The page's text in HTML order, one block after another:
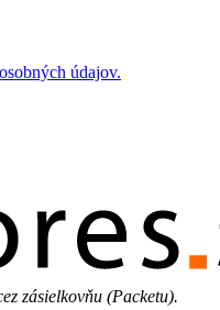
údajov.
zásielkovňu (Packetu).